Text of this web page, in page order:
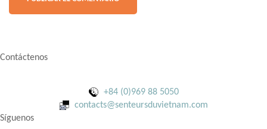
Contáctenos
+84 (0)969 88 5050
contacts@senteursduvietnam.com
Síguenos